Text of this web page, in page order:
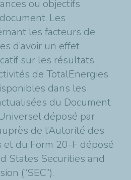
ou objectifs
Les
les facteurs de
d’avoir un effet
sur les résultats
de TotalEnergies
dans les
du Document
déposé par
de l’Autorité des
et du Form 20-F déposé
States Securities and
(“SEC”).